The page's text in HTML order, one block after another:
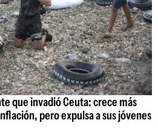
que invadió Ceuta: crece más
pero expulsa a sus jóvenes